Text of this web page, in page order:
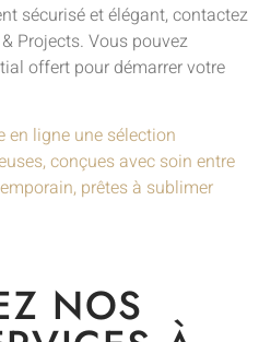
sécurisé et élégant, contactez
Projects. Vous pouvez
offert pour démarrer votre
en ligne une sélection
conçues avec soin entre
prêtes à sublimer
NOS